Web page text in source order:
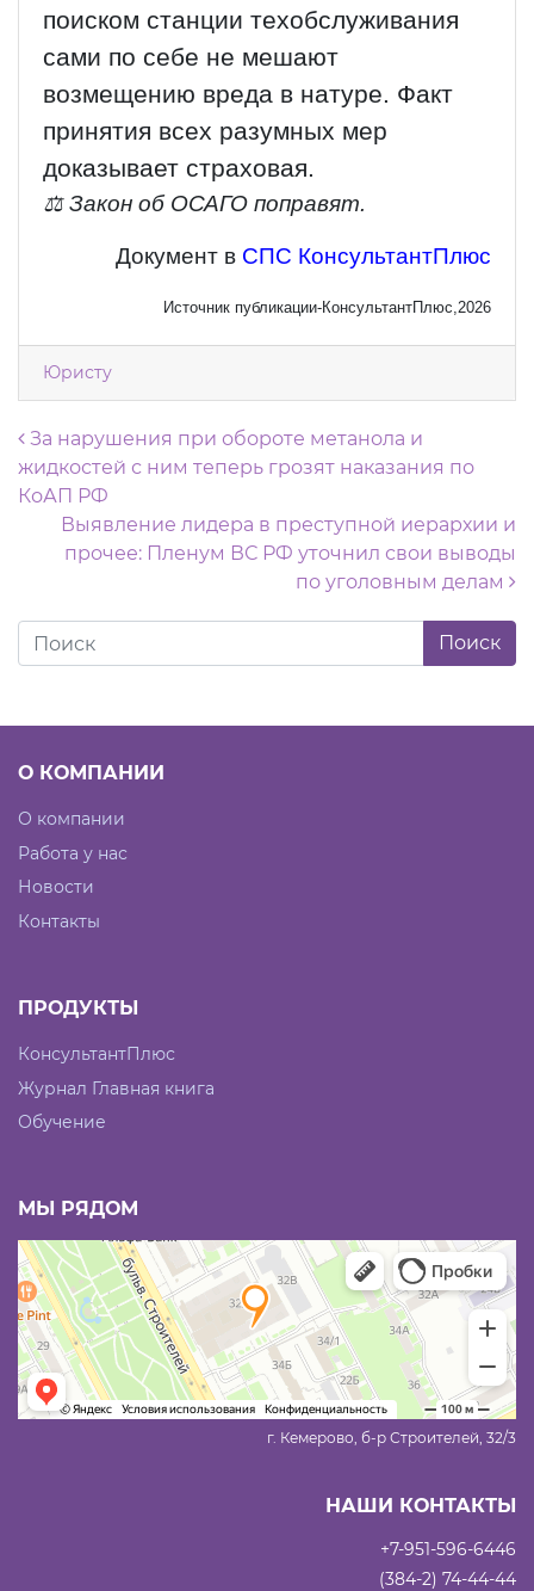
поиском станции техобслуживания
сами по себе не мешают
возмещению вреда в натуре. Факт
принятия всех разумных мер
доказывает страховая.
⚖️ Закон об ОСАГО поправят.
Документ в СПС КонсультантПлюс
Источник публикации-КонсультантПлюс,2026
Юристу
Навигация по записям
За нарушения при обороте метанола и
жидкостей с ним теперь грозят наказания по
КоАП РФ
Выявление лидера в преступной иерархии и
прочее: Пленум ВС РФ уточнил свои выводы
по уголовным делам
О КОМПАНИИ
О компании
Работа у нас
Новости
Контакты
ПРОДУКТЫ
КонсультантПлюс
Журнал Главная книга
Обучение
МЫ РЯДОМ
г. Кемерово, б-р Строителей, 32/3
НАШИ КОНТАКТЫ
+7-951-596-6446
(384-2) 74-44-44